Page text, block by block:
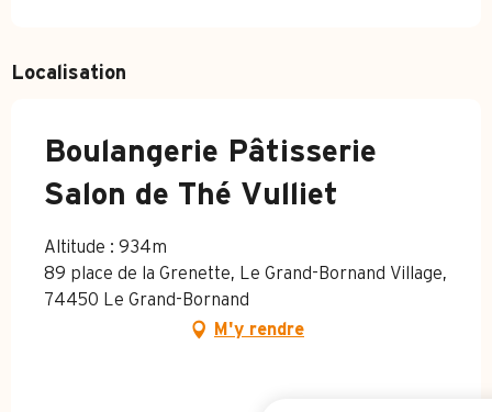
Localisation
Boulangerie Pâtisserie
Salon de Thé Vulliet
Altitude : 934m
89 place de la Grenette, Le Grand-Bornand Village,
74450 Le Grand-Bornand
M'y rendre